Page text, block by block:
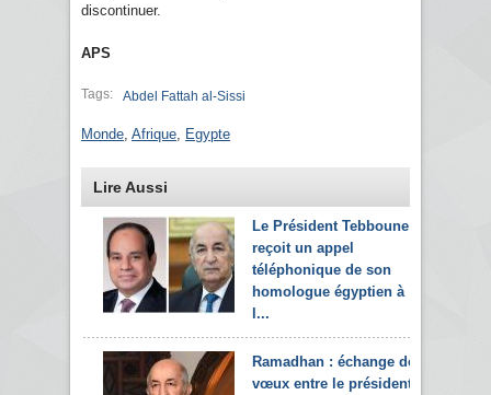
discontinuer.
APS
Tags: Abdel Fattah al-Sissi
Monde Afrique Egypte
Lire Aussi
Le Président Tebboune
reçoit un appel
téléphonique de son
homologue égyptien à
l...
Ramadhan : échange de
vœux entre le président